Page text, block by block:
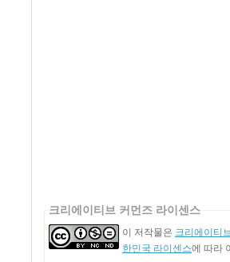
크리에이티브 커먼즈 라이센스
이 저작물은 크리에이티
한민국 라이센스에 따라